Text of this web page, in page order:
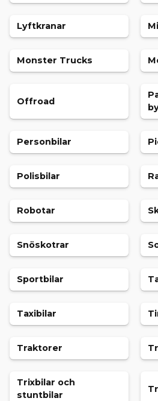
Lyftkranar
Monster Trucks
Offroad
Personbilar
Polisbilar
Robotar
Snöskotrar
Sportbilar
Taxibilar
Traktorer
Trixbilar och
stuntbilar